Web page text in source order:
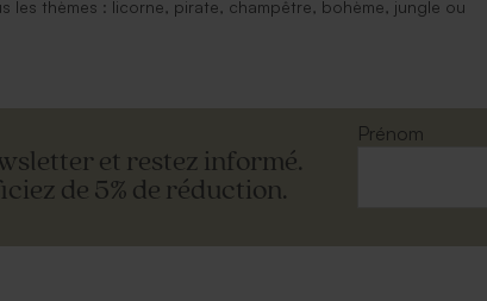
les thèmes : licorne, pirate, champêtre, bohème, jungle ou
et restez informé.
de 5% de réduction.
Prénom